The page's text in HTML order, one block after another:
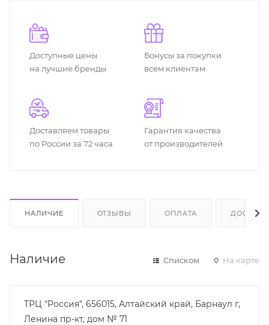
Доступные цены
на лучшие бренды
Бонусы за покупки
всем клиентам
Доставляем товары
по России за 72 часа
Гарантия качества
от производителей
НАЛИЧИЕ ОТЗЫВЫ ОПЛАТА
Наличие Списком На карте
ТРЦ "Россия", 656015, Алтайский край, Барнаул г,
Ленина пр-кт, дом № 71